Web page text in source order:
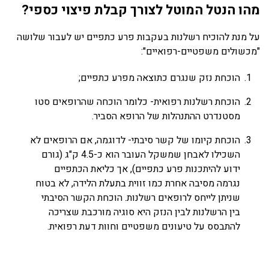
מהו הנטל המוטל לצורך קבלת פיצוי כספי?
על מנת להוכיח רשלנות בעקבות פרע כתפיים יש לעבור שלושה
"מכשולים משפטיים-רפואיים":
הוכחת נזק שנגרם כתוצאה מפרע כתפיים;
הוכחת רשלנות רפואית- כלומר הוכחה שהרופאים סטו
מסטנדרט ההתנהלות של הרופא הסביר.
הוכחת קיומו של קשר סיבתי- לדוגמה, אם הרופאים לא
השכילו לאבחן שמשקל העובר הוא כ-4.5 ק"ג (גורם
ידוע להיתכנות פרע כתפיים), אך כליאת הכתפיים
נגרמה מסיבה אחרת כמו זווית בתעלת הלידה, לא בטוח
שניתן לייחס לרופאים רשלנות. הוכחת הקשר הסיבתי
בין הרשלנות לבין הנזק היא סוגיה מורכבת שצריכה
להתבסס על טיעונים משפטיים וחוות דעת רפואית.